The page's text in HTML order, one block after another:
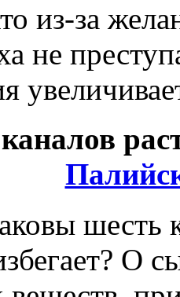
из-за
не
шесть
О